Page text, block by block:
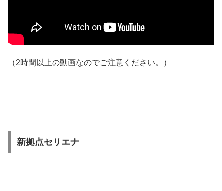
（2時間以上の動画なのでご注意ください。）
新拠点セリエナ